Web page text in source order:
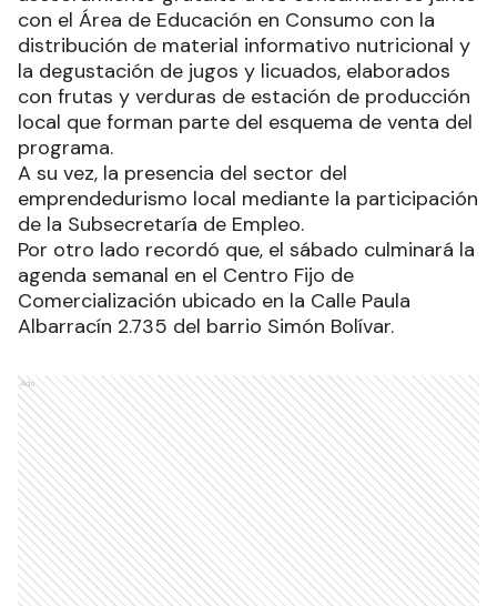
con el Área de Educación en Consumo con la
distribución de material informativo nutricional y
la degustación de jugos y licuados, elaborados
con frutas y verduras de estación de producción
local que forman parte del esquema de venta del
programa.
A su vez, la presencia del sector del
emprendedurismo local mediante la participación
de la Subsecretaría de Empleo.
Por otro lado recordó que, el sábado culminará la
agenda semanal en el Centro Fijo de
Comercialización ubicado en la Calle Paula
Albarracín 2.735 del barrio Simón Bolívar.
Ads